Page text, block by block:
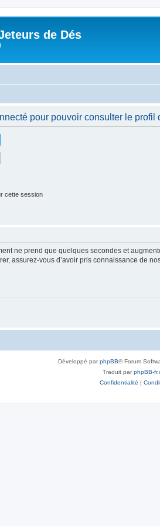
de Dés
pour pouvoir consulter le profil
cette session
ne prend que quelques secondes et
assurez-vous d’avoir pris connaissance de
Développé parphpBB® Forum
Traduit parphpBB-
Confidentialité |